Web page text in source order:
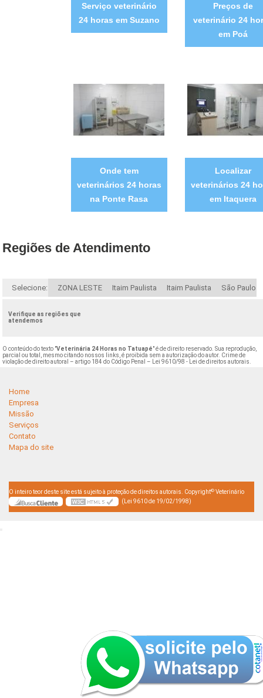
Serviço veterinário
24 horas em Suzano
Preços de
veterinário 24
em Poá
Onde tem
veterinários 24 horas
na Ponte Rasa
Localizar
veterinários 24
em Itaquera
Regiões de Atendimento
Selecione: ZONA LESTE Itaim Paulista Itaim Paulista São Paulo
Verifique as regiões que
atendemos
O conteúdo do texto "Veterinária 24 Horas no Tatuapé" é de direito reservado. Sua reprodução,
parcial ou total, mesmo citando nossos links, é proibida sem a autorização do autor. Crime de
violação de direito autoral – artigo 184 do Código Penal –
Lei 9610/98 - Lei de direitos autorais
Home
Empresa
Missão
Serviços
Contato
Mapa do site
O inteiro teor deste site está sujeito à proteção de direitos autorais. Copyright© Veterinário
(Lei 9610 de 19/02/1998)